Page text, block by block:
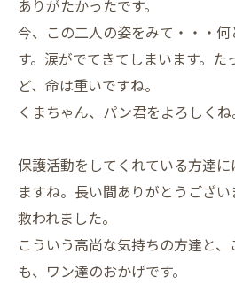
ありがたかったです。
今、この二人の姿をみて・・・
す。涙がでてきてしまいます。
ど、命は重いですね。
くまちゃん、パン君をよろしくね
保護活動をしてくれている方達
ますね。長い間ありがとうござ
救われました。
こういう高尚な気持ちの方達と
も、ワン達のおかげです。